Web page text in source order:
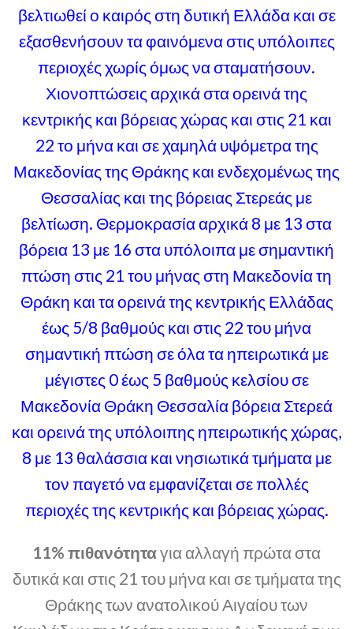
βελτιωθεί ο καιρός στη δυτική Ελλάδα και σε
εξασθενήσουν τα φαινόμενα στις υπόλοιπες
περιοχές χωρίς όμως να σταματήσουν.
Χιονοπτώσεις αρχικά στα ορεινά της
κεντρικής και βόρειας χώρας και στις 21 και
22 το μήνα και σε χαμηλά υψόμετρα της
Μακεδονίας της Θράκης και ενδεχομένως της
Θεσσαλίας και της βόρειας Στερεάς με
βελτίωση. Θερμοκρασία αρχικά 8 με 13 στα
βόρεια 13 με 16 στα υπόλοιπα με σημαντική
πτώση στις 21 του μήνας στη Μακεδονία τη
Θράκη και τα ορεινά της κεντρικής Ελλάδας
έως 5/8 βαθμούς και στις 22 του μήνα
σημαντική πτώση σε όλα τα ηπειρωτικά με
μέγιστες 0 έως 5 βαθμούς κελσίου σε
Μακεδονία Θράκη Θεσσαλία βόρεια Στερεά
και ορεινά της υπόλοιπης ηπειρωτικής χώρας,
8 με 13 θαλάσσια και νησιωτικά τμήματα με
τον παγετό να εμφανίζεται σε πολλές
περιοχές της κεντρικής και βόρειας χώρας.
11% πιθανότηταγια αλλαγή πρώτα στα
δυτικά και στις 21 του μήνα και σε τμήματα της
Θράκης των ανατολικού Αιγαίου των